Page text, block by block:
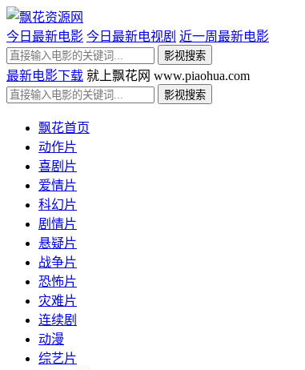
今日最新电影 今日最新电视剧 近一周最新电影
最新电影下载 就上飘花网 www.piaohua.com
飘花首页
动作片
喜剧片
爱情片
科幻片
剧情片
悬疑片
战争片
恐怖片
灾难片
连续剧
动漫
综艺片